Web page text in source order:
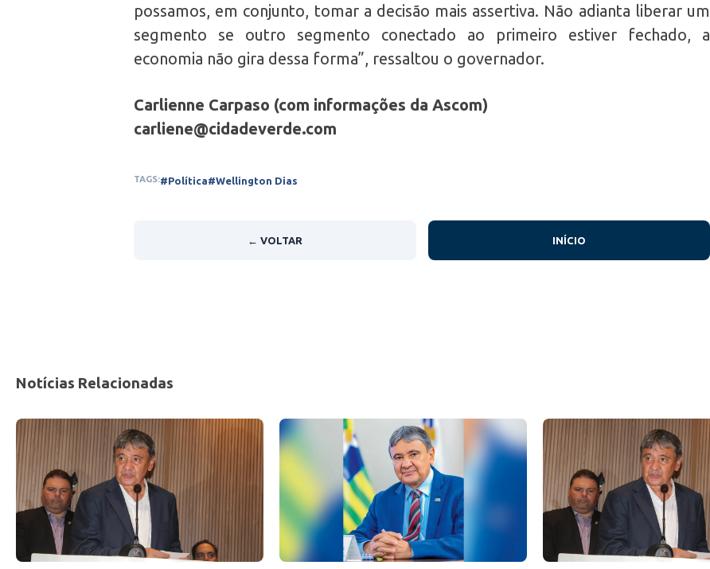
possamos, em conjunto, tomar a decisão mais assertiva. Não adianta liberar um
segmento se outro segmento conectado ao primeiro estiver fechado, a
economia não gira dessa forma”, ressaltou o governador.
Carlienne Carpaso (com informações da Ascom)
carliene@cidadeverde.com
TAGS:#Política#Wellington Dias
← VOLTAR INÍCIO
Notícias Relacionadas